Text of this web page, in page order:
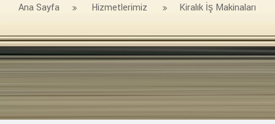
Ana Sayfa Hizmetlerimiz Kiralık İş Makinaları